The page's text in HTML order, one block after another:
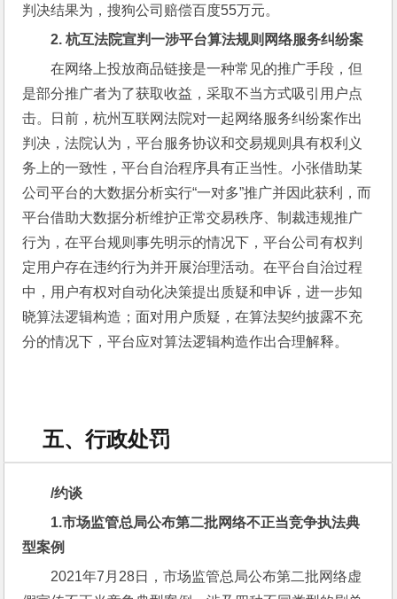
判决结果为，搜狗公司赔偿百度55万元。
2. 杭互法院宣判一涉平台算法规则网络服务纠纷案
在网络上投放商品链接是一种常见的推广手段，但
是部分推广者为了获取收益，采取不当方式吸引用户点
击。日前，杭州互联网法院对一起网络服务纠纷案作出
判决，法院认为，平台服务协议和交易规则具有权利义
务上的一致性，平台自治程序具有正当性。小张借助某
公司平台的大数据分析实行“一对多”推广并因此获利，而
平台借助大数据分析维护正常交易秩序、制裁违规推广
行为，在平台规则事先明示的情况下，平台公司有权判
定用户存在违约行为并开展治理活动。在平台自治过程
中，用户有权对自动化决策提出质疑和申诉，进一步知
晓算法逻辑构造；面对用户质疑，在算法契约披露不充
分的情况下，平台应对算法逻辑构造作出合理解释。
五、行政处罚
/约谈
1.市场监管总局公布第二批网络不正当竞争执法典
型案例
2021年7月28日，市场监管总局公布第二批网络虚